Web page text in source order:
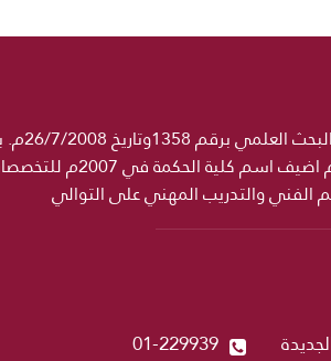
جامعة الحكمة مؤسسة
مؤسسة الحكمة التعليمية في 2004 باسم معهد الجامعة
الفني والتدريب المهني على التوالي
01-229939